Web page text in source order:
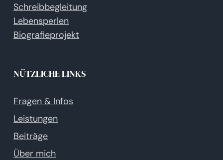
Schreibbegleitung
Lebensperlen
Biografieprojekt
NÜTZLICHE LINKS
Fragen & Infos
Leistungen
Beiträge
Über mich